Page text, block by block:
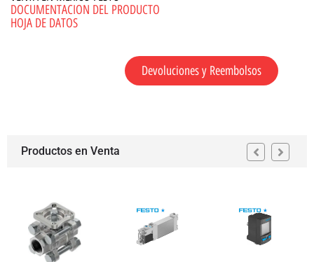
DOCUMENTACION DEL PRODUCTO
HOJA DE DATOS
Devoluciones y Reembolsos
Productos en Venta